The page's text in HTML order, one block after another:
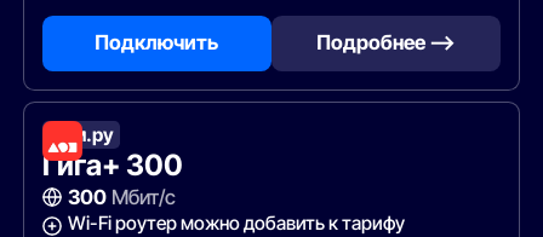
Подключить Подробнее —>
Дом.ру
Гига+ 300
300Мбит/с
Wi-Fi роутер можно добавить к тарифу